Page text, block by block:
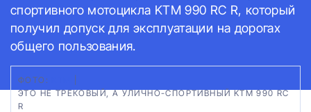
спортивного мотоцикла KTM 990 RC R, который
получил допуск для эксплуатации на дорогах
общего пользования.
ФОТО:
ЭТО НЕ ТРЕКОВЫЙ, А УЛИЧНО-СПОРТИВНЫЙ KTM 990 RC
R